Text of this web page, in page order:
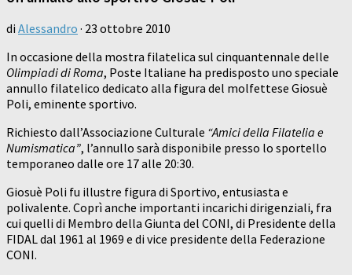
di Alessandro · 23 ottobre 2010
In occasione della mostra filatelica sul cinquantennale delle
Olimpiadi di Roma, Poste Italiane ha predisposto uno speciale
annullo filatelico dedicato alla figura del molfettese Giosuè
Poli, eminente sportivo.
Richiesto dall’Associazione Culturale “Amici della Filatelia e
Numismatica”, l’annullo sarà disponibile presso lo sportello
temporaneo dalle ore 17 alle 20:30.
Giosuè Poli fu illustre figura di Sportivo, entusiasta e
polivalente. Coprì anche importanti incarichi dirigenziali, fra
cui quelli di Membro della Giunta del CONI, di Presidente della
FIDAL dal 1961 al 1969 e di vice presidente della Federazione
CONI.